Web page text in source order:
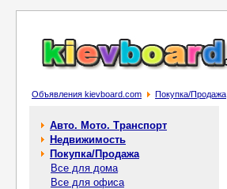
Объявления kievboard.com Покупка/Продажа
Авто. Мото. Транспорт
Недвижимость
Покупка/Продажа
Все для дома
Все для офиса